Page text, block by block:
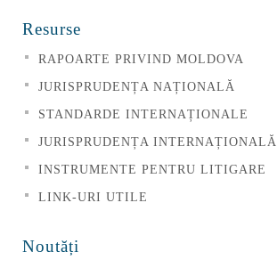
Resurse
RAPOARTE PRIVIND MOLDOVA
JURISPRUDENȚA NAȚIONALĂ
STANDARDE INTERNAȚIONALE
JURISPRUDENȚA INTERNAȚIONALĂ
INSTRUMENTE PENTRU LITIGARE
LINK-URI UTILE
Noutăți